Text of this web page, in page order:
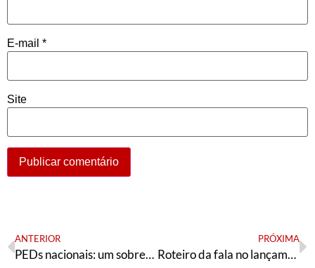
E-mail *
Site
ANTERIOR
PEDs nacionais: um sobrevoo pela história das eleições diretas no PT
PRÓXIMA
Roteiro da fala no lançamento em Campo Grande